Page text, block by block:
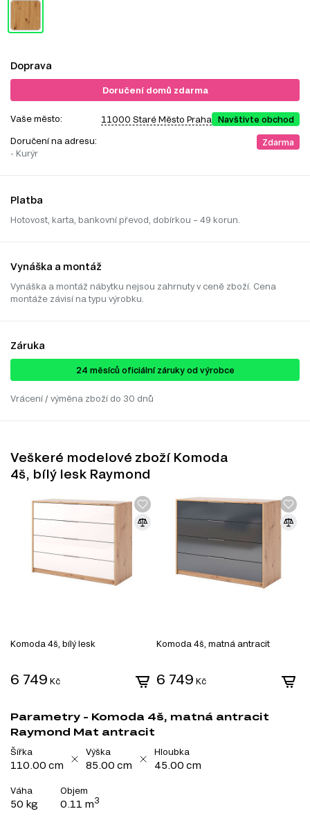
Doprava
Doručení domů zdarma
Vaše město: 11000 Staré Město Praha Navštivte obchod
Doručení na adresu:
- Kurýr
Zdarma
Platba
Hotovost, karta, bankovní převod, dobírkou – 49 korun.
Vynáška a montáž
Vynáška a montáž nábytku nejsou zahrnuty v ceně zboží. Cena
montáže závisí na typu výrobku.
Záruka
24 ​​​​měsíců oficiální záruky od výrobce
Vrácení / výměna zboží do 30 dnů
Veškeré modelové zboží Komoda
4š, bílý lesk Raymond
Komoda 4š, bílý lesk
6 749 Kč
Komoda 4š, matná antracit
6 749 Kč
Parametry - Komoda 4š, matná antracit
Raymond Mat antracit
Šířka
110.00 cm
Výška
85.00 cm
Hloubka
45.00 cm
Váha
50 kg
Objem
0.11 m3